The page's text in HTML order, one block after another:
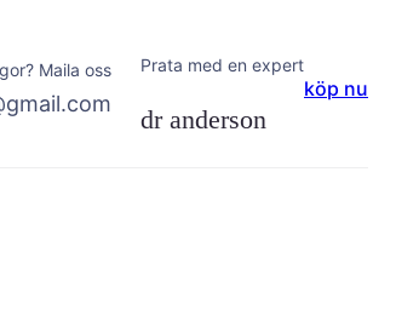
Maila oss Prata med en expert
dr anderson
köp nu